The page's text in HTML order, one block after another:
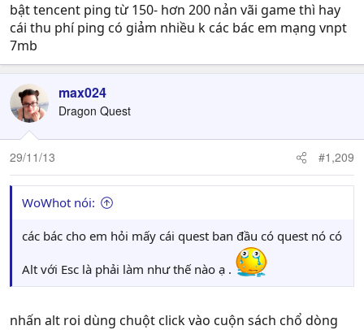
bật tencent ping từ 150- hơn 200 nản vãi game thì hay
cái thu phí ping có giảm nhiều k các bác em mạng vnpt
7mb
max024
Dragon Quest
29/11/13 #1,209
WoWhot nói:
các bác cho em hỏi mấy cái quest ban đầu có quest nó có
Alt với Esc là phải làm như thế nào ạ .
nhấn alt roi dùng chuột click vào cuộn sách chổ dòng